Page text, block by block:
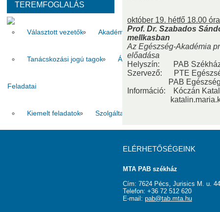
Szervezeti felépítése
Választott vezetők Akadémikusok Nem akadémikus
Tanácskozási jogú tagok Állandó meghívottak Tudós
Feladatai
Kiemelt feladatok Szolgáltatások
Köztestületi tagok Kapcsolat
TEREMFOGLALÁS
október 19. hétfő 18.00 óra
Prof. Dr. Szabados
mellkasban
Az Egészség-Akadémia
előadása
Helyszín: PAB Székház
Szervező: PTE
PAB
Információ: Kóczán
ELÉRHETŐSÉGEINK
MTA PAB székház
Cím: 7624 Pécs, Jurisics M. u.
Telefon: +36 72 512 620
E-mail: pab@tab.mta.hu